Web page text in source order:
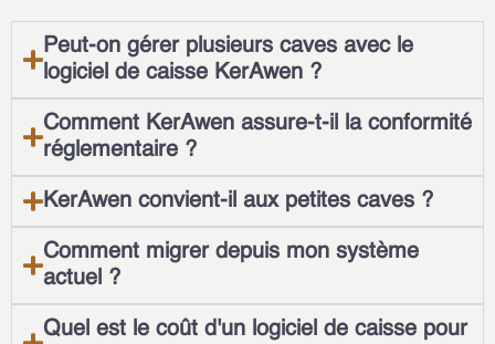
Peut-on gérer plusieurs caves avec le
logiciel de caisse KerAwen ?
Comment KerAwen assure-t-il la conformité
réglementaire ?
KerAwen convient-il aux petites caves ?
Comment migrer depuis mon système
actuel ?
Quel est le coût d'un logiciel de caisse pour